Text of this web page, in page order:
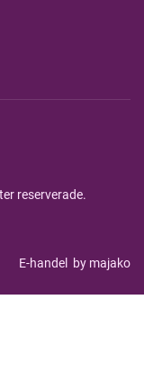
reserverade.
E-handel by majako